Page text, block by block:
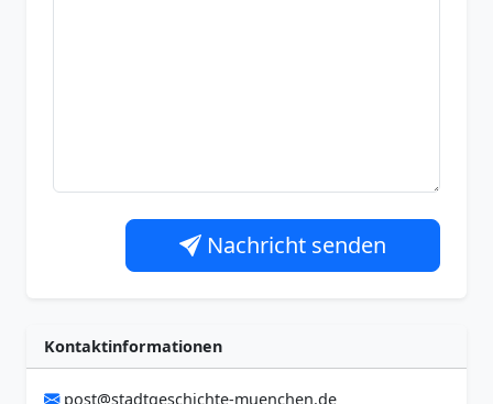
Nachricht senden
Kontaktinformationen
post@stadtgeschichte-muenchen.de